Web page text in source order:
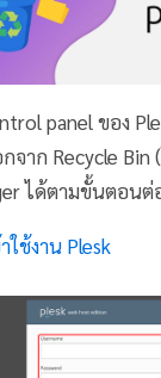
panel ของ
จาก Recycle Bin
ได้ตามขั้นตอน
ใช้งาน Plesk